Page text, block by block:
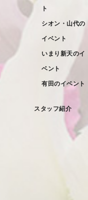
ト
シオン・山代の
イベント
いまり新天のイ
ベント
有田のイベント
スタッフ紹介